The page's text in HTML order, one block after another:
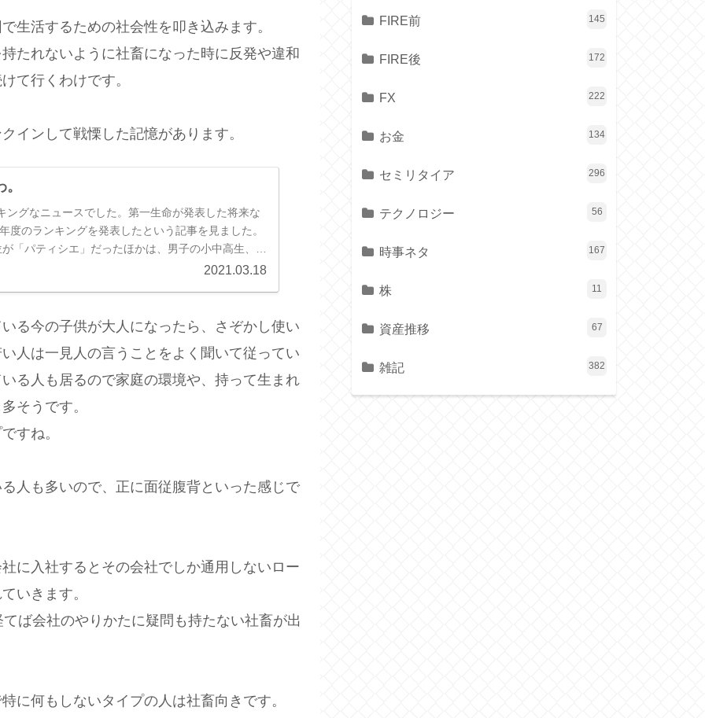
生活するための社会性を叩き込みます。
たれないように社畜になった時に反発や違和
て行くわけです。
インして戦慄した記憶があります。
ングなニュースでした。第一生命が発表した将来な
度のランキングを発表したという記事を見ました。
「パティシエ」だったほかは、男子の小中高生、女
2021.03.18
る今の子供が大人になったら、さぞかし使い
人は一見人の言うことをよく聞いて従ってい
る人も居るので家庭の環境や、持って生まれ
そうです。
すね。
人も多いので、正に面従腹背といった感じで
に入社するとその会社でしか通用しないロー
いきます。
ば会社のやりかたに疑問も持たない社畜が出
に何もしないタイプの人は社畜向きです。
FIRE前 145
FIRE後 172
FX 222
お金 134
セミリタイア 296
テクノロジー 56
時事ネタ 167
株 11
資産推移 67
雑記 382